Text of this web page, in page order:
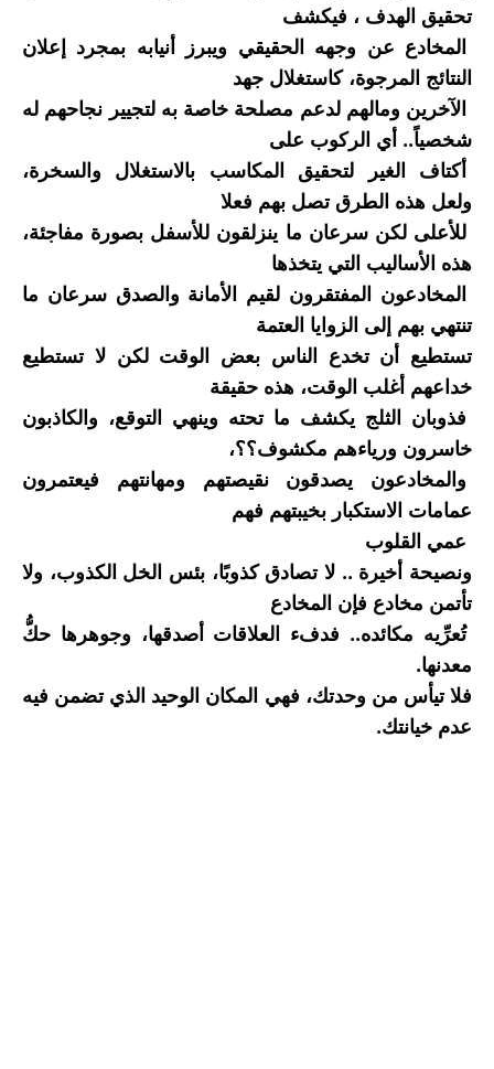
تحقيق الهدف ، فيكشف
المخادع عن وجهه الحقيقي ويبرز أنيابه بمجرد إعلان
النتائج المرجوة، كاستغلال جهد
الآخرين ومالهم لدعم مصلحة خاصة به لتجيير نجاحهم له
شخصياً.. أي الركوب على
أكتاف الغير لتحقيق المكاسب بالاستغلال والسخرة،
ولعل هذه الطرق تصل بهم فعلا
للأعلى لكن سرعان ما ينزلقون للأسفل بصورة مفاجئة،
هذه الأساليب التي يتخذها
المخادعون المفتقرون لقيم الأمانة والصدق سرعان ما
تنتهي بهم إلى الزوايا العتمة
تستطيع أن تخدع الناس بعض الوقت لكن لا تستطيع
خداعهم أغلب الوقت، هذه حقيقة
فذوبان الثلج يكشف ما تحته وينهي التوقع، والكاذبون
خاسرون ورياءهم مكشوف؟؟،
والمخادعون يصدقون نقيصتهم ومهانتهم فيعتمرون
عمامات الاستكبار بخيبتهم فهم
عمي القلوب
ونصيحة أخيرة .. لا تصادق كذوبًا، بئس الخل الكذوب، ولا
تأتمن مخادع فإن المخادع
تُعرِّيه مكائده.. فدفء العلاقات أصدقها، وجوهرها حكُّ
معدنها.
فلا تيأس من وحدتك، فهي المكان الوحيد الذي تضمن فيه
عدم خيانتك.